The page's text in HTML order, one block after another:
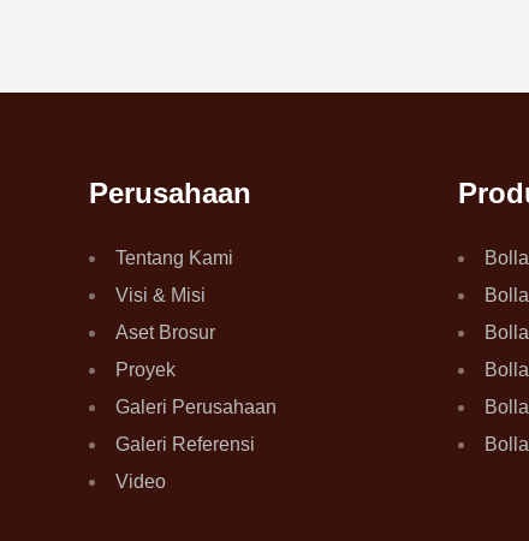
Perusahaan
Tentang Kami
Visi & Misi
Aset Brosur
Proyek
Galeri Perusahaan
Galeri Referensi
Video